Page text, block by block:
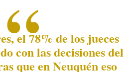
el 78% de los jueces
con las decisiones del
que en Neuquén eso